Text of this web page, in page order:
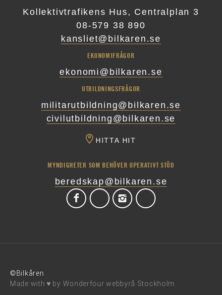
Kollektivtrafikens Hus, Centralplan 3
08-579 38 890
kansliet@bilkaren.se
EKONOMIFRÅGOR
ekonomi@bilkaren.se
UTBILDNINGSFRÅGOR
militarutbildning@bilkaren.se
civilutbildning@bilkaren.se
HITTA HIT
MYNDIGHETER SOM BEHÖVER OPERATIVT STÖD
beredskap@bilkaren.se
©Bilkåren
Made with ♥ by Wonderfour webbyrå Stockholm